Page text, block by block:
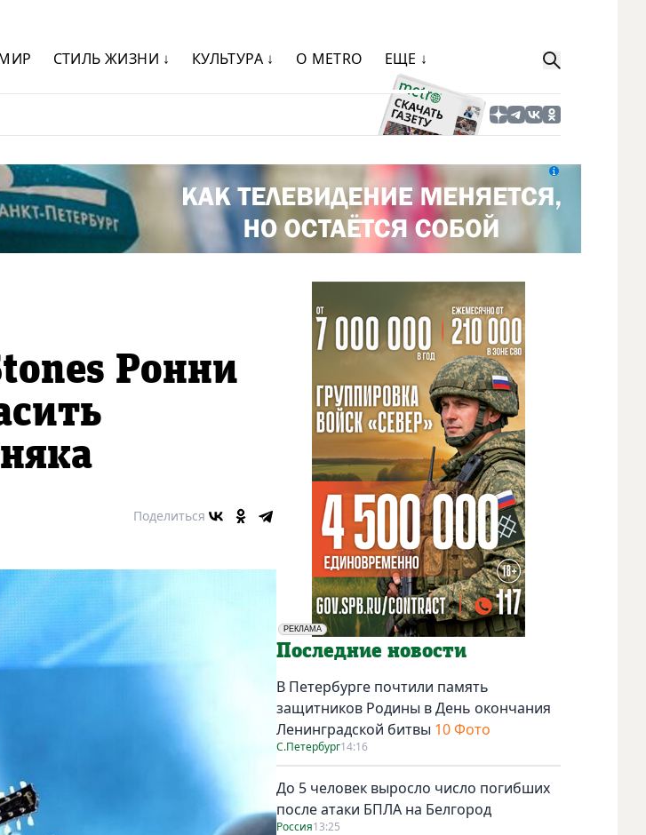
СТИЛЬ ЖИЗНИ ↓ КУЛЬТУРА ↓ О METRO ЕЩЕ ↓
Ронни
Поделиться
РЕКЛАМА
Социальная реклама
Последние новости
В Петербурге почтили память
защитников Родины в День окончания
Ленинградской битвы 10 Фото
С.Петербург14:16
До 5 человек выросло число погибших
после атаки БПЛА на Белгород
Россия13:25